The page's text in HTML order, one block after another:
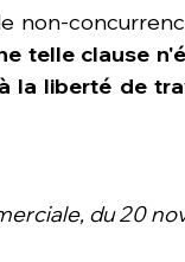
non-
telle clause
la liberté de
du 20